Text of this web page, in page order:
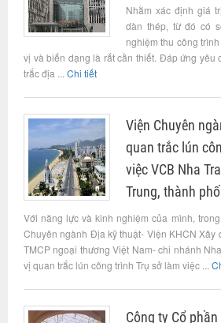
Nhằm xác định giá
dàn thép, từ đó có
nghiệm thu công
vị và biến dạng là rất cần thiết. Đáp ứng yêu
trắc địa ... Chi tiết
Viện Chuyên
quan trắc lún
việc VCB Nha
Trung, thành
Với năng lực và kinh nghiệm của mình,
Chuyên ngành Địa kỹ thuật- Viện KHCN Xây
TMCP ngoại thương Việt Nam- chi nhánh
vị quan trắc lún công trình Trụ sở làm việc ...
Công ty Cổ phần